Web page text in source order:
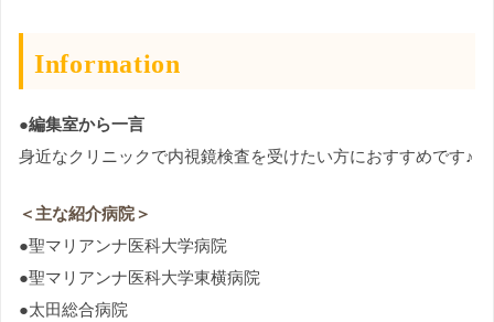
Information
●編集室から一言
身近なクリニックで内視鏡検査を受けたい方におすすめです♪
＜主な紹介病院＞
●聖マリアンナ医科大学病院
●聖マリアンナ医科大学東横病院
●太田総合病院